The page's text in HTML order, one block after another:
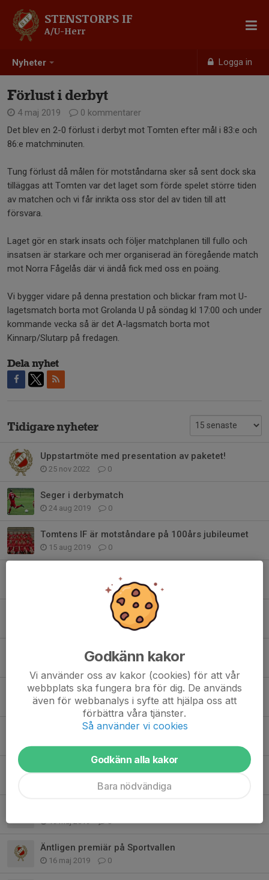
Nyheter Logga in
STENSTORPS IF
A/U-Herr
Förlust i derbyt
4 maj 2019
0 kommentarer
Det blev en 2-0 förlust i derbyt mot Tomten efter mål i 83:e och
86:e matchminuten.
Tung förlust då målen för motståndarna sker så sent dock ska
tilläggas att Tomten var det laget som förde spelet större tiden
av matchen och vi får inrikta oss stor del av tiden till att
försvara.
Laget gör en stark insats och följer matchplanen till fullo och
insatsen är starkare och mer organiserad än föregående match
mot Norra Fågelås där vi ändå fick med oss en poäng.
Vi bygger vidare på denna prestation och blickar fram mot U-
lagetsmatch borta mot Grolanda U på söndag kl 17:00 och under
kommande vecka så är det A-lagsmatch borta mot
Kinnarp/Slutarp på fredagen.
Dela nyhet
Tidigare nyheter
Uppstartmöte med presentation av paketet!
25 nov 2022 0
Seger i derbymatch
24 aug 2019 0
Tomtens IF är motståndare på 100års jubileumet
15 aug 2019 0
Bortamatch mot Fröjered
Seger i derbyt
0
Derby mot Vartofta
29 maj 2019 0
Äntligen seger
19 maj 2019 0
Äntligen premiär på Sportvallen
16 maj 2019 0
Godkänn kakor
Vi använder oss av kakor (cookies) för att vår
webbplats ska fungera bra för dig. De används
även för webbanalys i syfte att hjälpa oss att
förbättra våra tjänster.
Så använder vi cookies
Godkänn alla kakor
Bara nödvändiga